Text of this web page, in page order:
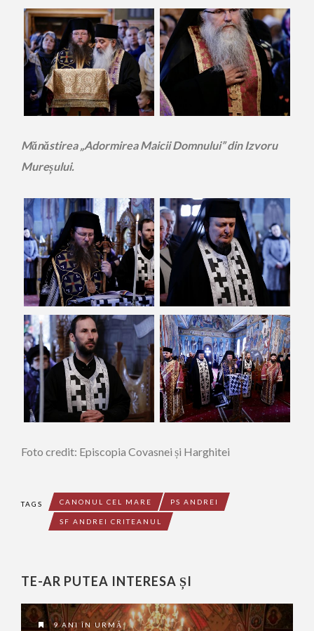
Mănăstirea „Adormirea Maicii Domnului” din Izvoru
Mureșului.
Foto credit: Episcopia Covasnei și Harghitei
TAGS CANONUL CEL MARE PS ANDREI
SF ANDREI CRITEANUL
TE-AR PUTEA INTERESA ȘI
9 ANI ÎN URMĂ